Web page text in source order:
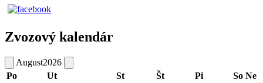
Zvozový kalendár
August2026
Po
Ut St Št Pi So Ne